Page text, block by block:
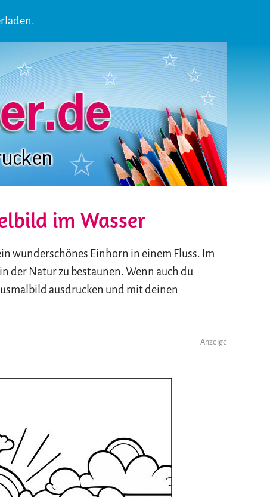
im Wasser
wunderschönes Einhorn in einem Fluss. Im
der Natur zu bestaunen. Wenn auch du
ausdrucken und mit deinen
Anzeige